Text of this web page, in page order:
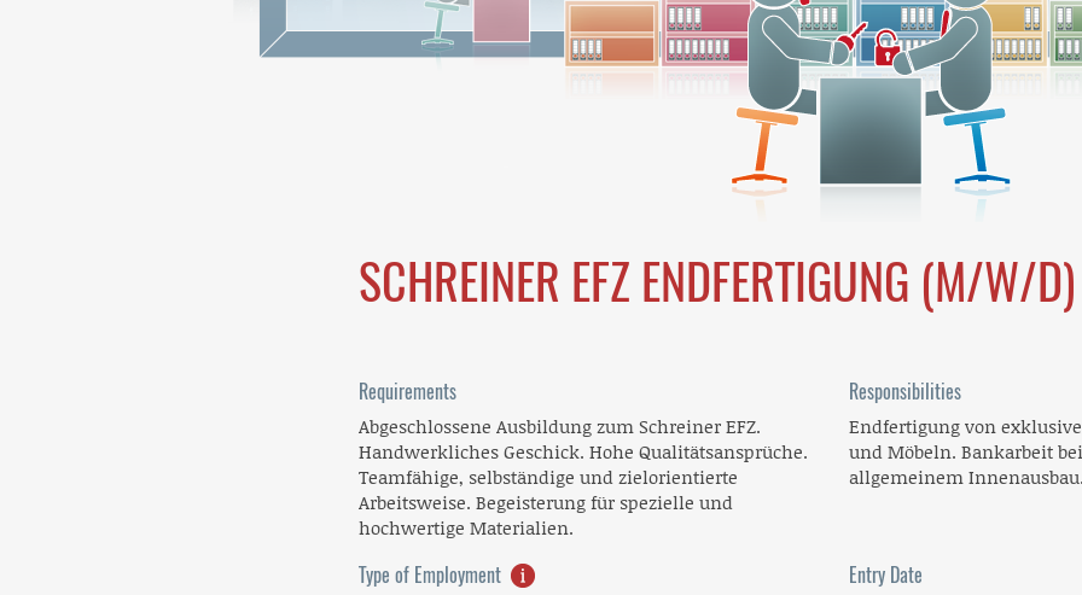
SCHREINER EFZ ENDFERTIGUNG (M/W/D)
Requirements
Abgeschlossene Ausbildung zum Schreiner EFZ.
Handwerkliches Geschick. Hohe Qualitätsansprüche.
Teamfähige, selbständige und zielorientierte
Arbeitsweise. Begeisterung für spezielle und
hochwertige Materialien.
Responsibilities
Endfertigung von
und Möbeln. Bankarbeit
allgemeinem Innenausbau.
Type of Employment Entry Date